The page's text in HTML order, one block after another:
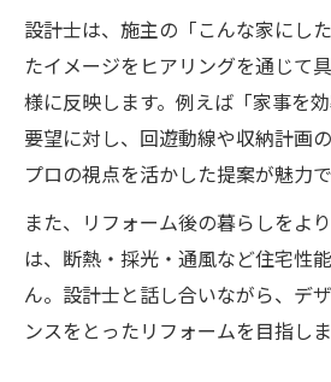
実例にみるリフォーム
リフォームの成功事例か
設計士と築く安心リフォ
あなたの理想をかなえるリ
リフォームで理想の住ま
設計士と二人三脚で進め
リフォーム成功へ導く設
失敗しないリフォーム計
理想のリフォーム実現に
設計士は、施主の「こんな家にし
たイメージをヒアリングを通じて
様に反映します。例えば「家事を
要望に対し、回遊動線や収納計画
プロの視点を活かした提案が魅力で
また、リフォーム後の暮らしをよ
は、断熱・採光・通風など住宅性
ん。設計士と話し合いながら、デ
ンスをとったリフォームを目指しま